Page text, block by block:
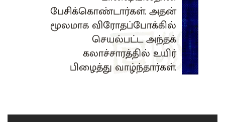
பேசிக்கொண்டார்கள். அதன்
மூலமாக விரோதப்போக்கில்
செயல்பட்ட அந்தக்
கலாச்சாரத்தில் உயிர்
பிழைத்து வாழ்ந்தார்கள்.